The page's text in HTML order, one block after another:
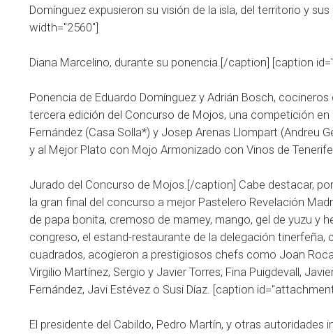
Domínguez expusieron su visión de la isla, del territorio y
width="2560"]
Diana Marcelino, durante su ponencia.[/caption] [caption
Ponencia de Eduardo Domínguez y Adrián Bosch,
tercera edición del Concurso de Mojos, una competición
Fernández (Casa Solla*) y Josep Arenas Llompart (Andreu
y al Mejor Plato con Mojo Armonizado con Vinos de
Jurado del Concurso de Mojos.[/caption] Cabe destacar,
la gran final del concurso a mejor Pastelero Revelación
de papa bonita, cremoso de mamey, mango, gel de yuzu y
congreso, el estand-restaurante de la delegación tinerfeña,
cuadrados, acogieron a prestigiosos chefs como Joan
Virgilio Martínez, Sergio y Javier Torres, Fina Puigdevall,
Fernández, Javi Estévez o Susi Díaz. [caption
El presidente del Cabildo, Pedro Martín, y otras